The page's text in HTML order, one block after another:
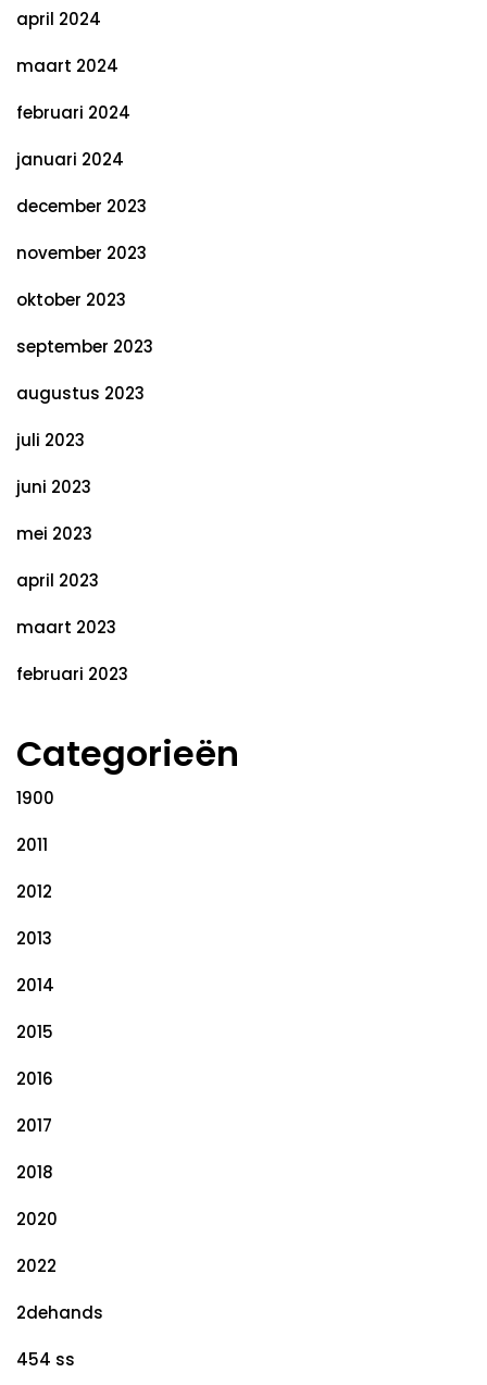
april 2024
maart 2024
februari 2024
januari 2024
december 2023
november 2023
oktober 2023
september 2023
augustus 2023
juli 2023
juni 2023
mei 2023
april 2023
maart 2023
februari 2023
Categorieën
1900
2011
2012
2013
2014
2015
2016
2017
2018
2020
2022
2dehands
454 ss